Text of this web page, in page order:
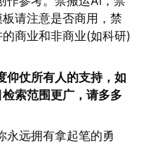
请注意是否商用，禁
商业和非商业(如科研)
仰仗所有人的支持，如
索范围更广，请多多
远拥有拿起笔的勇